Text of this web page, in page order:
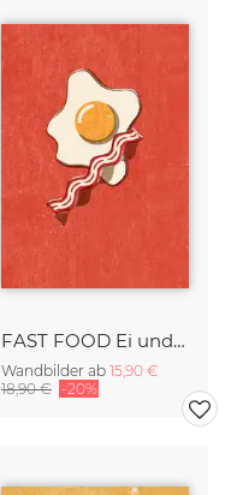
FAST FOOD Ei und Speck
Wandbilder ab 15,90 €
18,90 € -20%